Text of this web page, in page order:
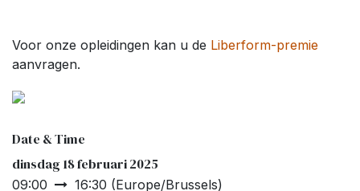
Voor onze opleidingen kan u de Liberform-premie
aanvragen.
Date & Time
dinsdag 18 februari 2025
09:00 16:30 (Europe/Brussels)